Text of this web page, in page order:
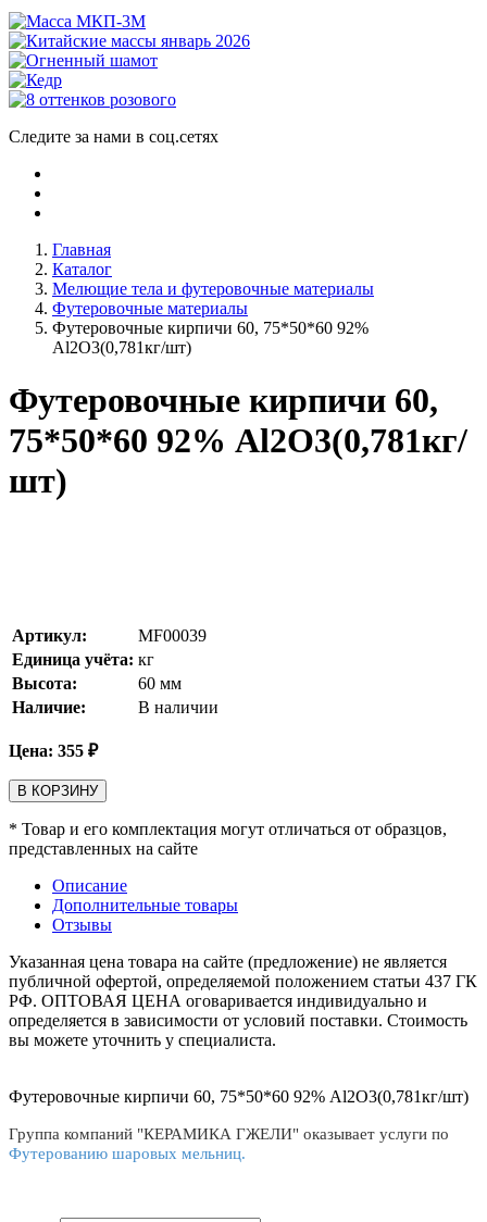
Следите за нами в соц.сетях
Главная
Каталог
Мелющие тела и футеровочные материалы
Футеровочные материалы
Футеровочные кирпичи 60, 75*50*60 92%
Al2O3(0,781кг/шт)
Футеровочные кирпичи 60,
75*50*60 92% Al2O3(0,781кг/
шт)
Артикул:
MF00039
Единица учёта: кг
Высота:
60 мм
Наличие:
В наличии
Цена: 355 ₽
В КОРЗИНУ
* Товар и его комплектация могут отличаться от образцов,
представленных на сайте
Описание
Дополнительные товары
Отзывы
Указанная цена товара на сайте (предложение) не является
публичной офертой, определяемой положением статьи 437 ГК
РФ. ОПТОВАЯ ЦЕНА оговаривается индивидуально и
определяется в зависимости от условий поставки. Стоимость
вы можете уточнить у специалиста.
Футеровочные кирпичи 60, 75*50*60 92% Al2O3(0,781кг/шт)
Группа компаний "КЕРАМИКА ГЖЕЛИ" оказывает услуги по
Футерованию шаровых мельниц.